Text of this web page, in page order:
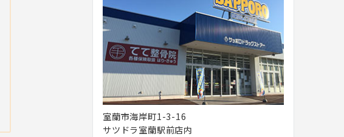
室蘭市海岸町1-3-16
サツドラ室蘭駅前店内